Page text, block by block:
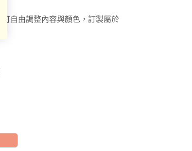
自由調整內容與顏色，訂製屬於